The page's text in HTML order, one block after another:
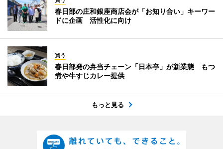
春日部の庄和銀座商店会が「お知り合い」キーワー
ドに企画 活性化に向け
買う
春日部発の弁当チェーン「日本亭」が新業態 もつ
煮や牛すじカレー提供
もっと見る